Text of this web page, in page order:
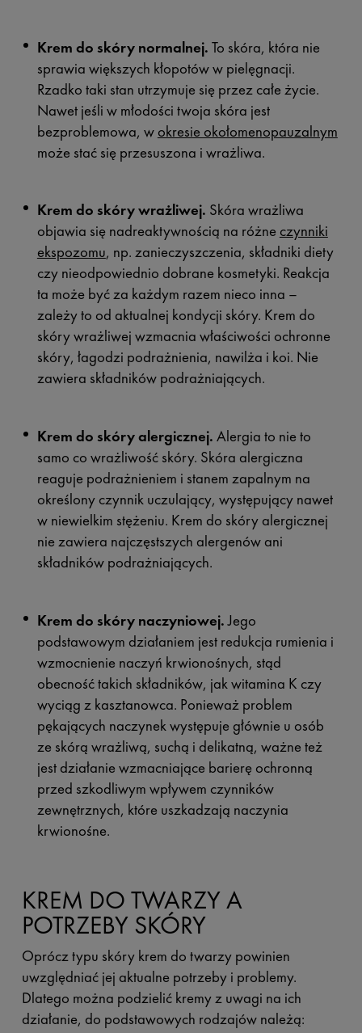
Krem do skóry normalnej. To skóra, która nie
sprawia większych kłopotów w pielęgnacji.
Rzadko taki stan utrzymuje się przez całe życie.
Nawet jeśli w młodości twoja skóra jest
bezproblemowa, w okresie okołomenopauzalnym
może stać się przesuszona i wrażliwa.
Krem do skóry wrażliwej. Skóra wrażliwa
objawia się nadreaktywnością na różne czynniki
ekspozomu, np. zanieczyszczenia, składniki diety
czy nieodpowiednio dobrane kosmetyki. Reakcja
ta może być za każdym razem nieco inna –
zależy to od aktualnej kondycji skóry. Krem do
skóry wrażliwej wzmacnia właściwości ochronne
skóry, łagodzi podrażnienia, nawilża i koi. Nie
zawiera składników podrażniających.
Krem do skóry alergicznej. Alergia to nie to
samo co wrażliwość skóry. Skóra alergiczna
reaguje podrażnieniem i stanem zapalnym na
określony czynnik uczulający, występujący nawet
w niewielkim stężeniu. Krem do skóry alergicznej
nie zawiera najczęstszych alergenów ani
składników podrażniających.
Krem do skóry naczyniowej.Jego
podstawowym działaniem jest redukcja rumienia i
wzmocnienie naczyń krwionośnych, stąd
obecność takich składników, jak witamina K czy
wyciąg z kasztanowca. Ponieważ problem
pękających naczynek występuje głównie u osób
ze skórą wrażliwą, suchą i delikatną, ważne też
jest działanie wzmacniające barierę ochronną
przed szkodliwym wpływem czynników
zewnętrznych, które uszkadzają naczynia
krwionośne.
KREM DO TWARZY A
POTRZEBY SKÓRY
Oprócz typu skóry krem do twarzy powinien
uwzględniać jej aktualne potrzeby i problemy.
Dlatego można podzielić kremy z uwagi na ich
działanie, do podstawowych rodzajów należą: